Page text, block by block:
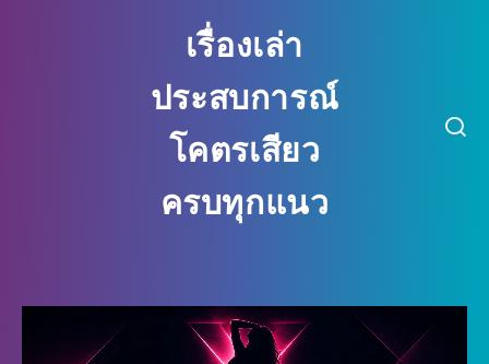
เรื่องเล่า
ประสบการณ์
โคตรเสียว
ครบทุกแนว